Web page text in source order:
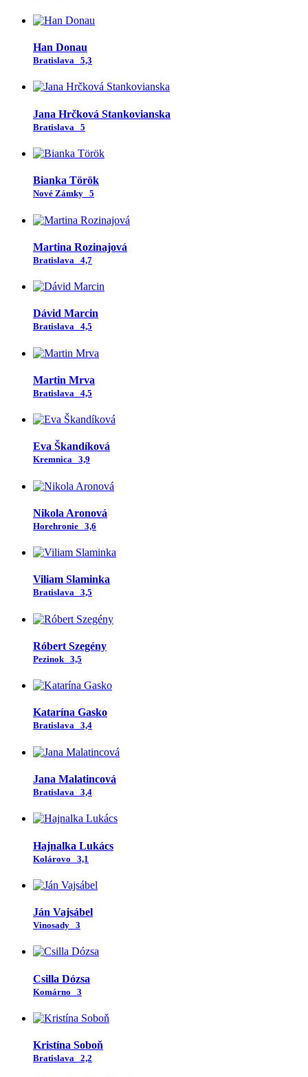
Han Donau
Bratislava 5,3
Jana Hrčková Stankovianska
Bratislava 5
Bianka Török
Nové Zámky 5
Martina Rozinajová
Bratislava 4,7
Dávid Marcin
Bratislava 4,5
Martin Mrva
Bratislava 4,5
Eva Škandíková
Kremnica 3,9
Nikola Aronová
Horehronie 3,6
Viliam Slaminka
Bratislava 3,5
Róbert Szegény
Pezinok 3,5
Katarína Gasko
Bratislava 3,4
Jana Malatincová
Bratislava 3,4
Hajnalka Lukács
Kolárovo 3,1
Ján Vajsábel
Vinosady 3
Csilla Dózsa
Komárno 3
Kristína Soboň
Bratislava 2,2